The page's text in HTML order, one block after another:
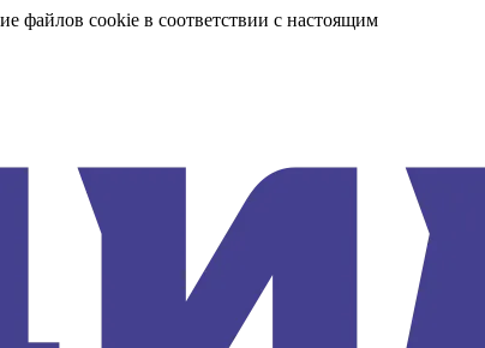
файлов cookie в соответствии с настоящим